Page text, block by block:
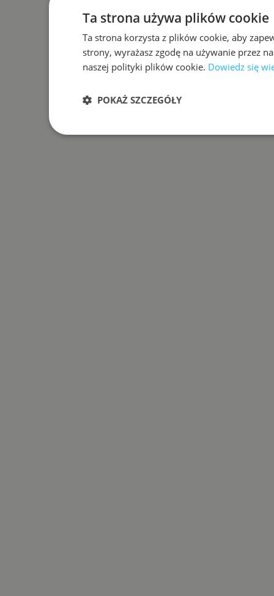
Ta strona używa plików cookie
Ta strona korzysta z plików cookie, aby
strony, wyrażasz zgodę na używanie przez
naszej polityki plików cookie. Dowiedz się
POKAŻ SZCZEGÓŁY